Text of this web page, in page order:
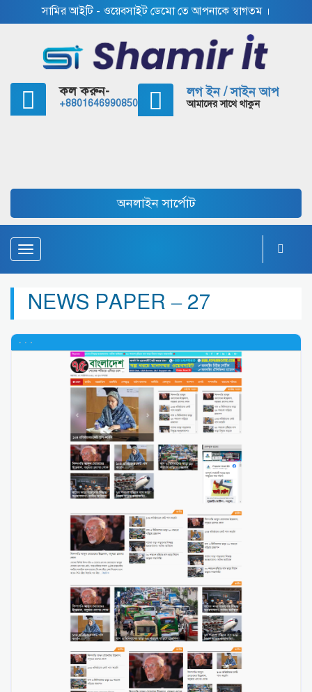
সামির আইটি - ওয়েবসাইট ডেমো তে আপনাকে স্বাগতম ।
কল করুন-
+8801646990850
লগ ইন / সাইন আপ
আমাদের সাথে থাকুন
অনলাইন সার্পোট
Toggle
NEWS PAPER – 27